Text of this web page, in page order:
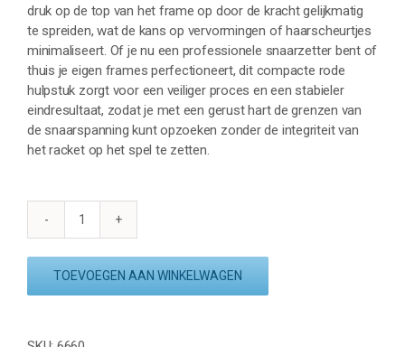
druk op de top van het frame op door de kracht gelijkmatig
te spreiden, wat de kans op vervormingen of haarscheurtjes
minimaliseert. Of je nu een professionele snaarzetter bent of
thuis je eigen frames perfectioneert, dit compacte rode
hulpstuk zorgt voor een veiliger proces en een stabieler
eindresultaat, zodat je met een gerust hart de grenzen van
de snaarspanning kunt opzoeken zonder de integriteit van
het racket op het spel te zetten.
MACARÉ
KRACHTVERDELER
TOEVOEGEN AAN WINKELWAGEN